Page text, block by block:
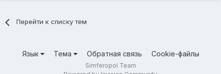
Перейти к списку тем
Язык Тема Обратная связь Cookie-файлы
Simferopol Team